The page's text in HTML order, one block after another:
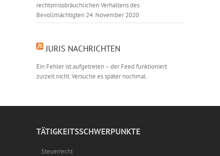
rechtsmissbräuchlichen Verhaltens des
Bevollmächtigten 24. November 2020
JURIS NACHRICHTEN
Ein Fehler ist aufgetreten – der Feed funktioniert
zurzeit nicht. Versuche es später nochmal.
TÄTIGKEITSSCHWERPUNKTE
Steuerrecht